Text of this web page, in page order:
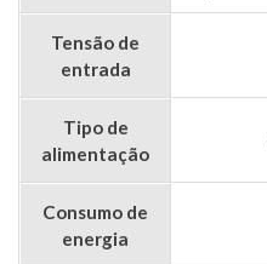
Tensão de
entrada
Tipo de
alimentação
Consumo de
energia